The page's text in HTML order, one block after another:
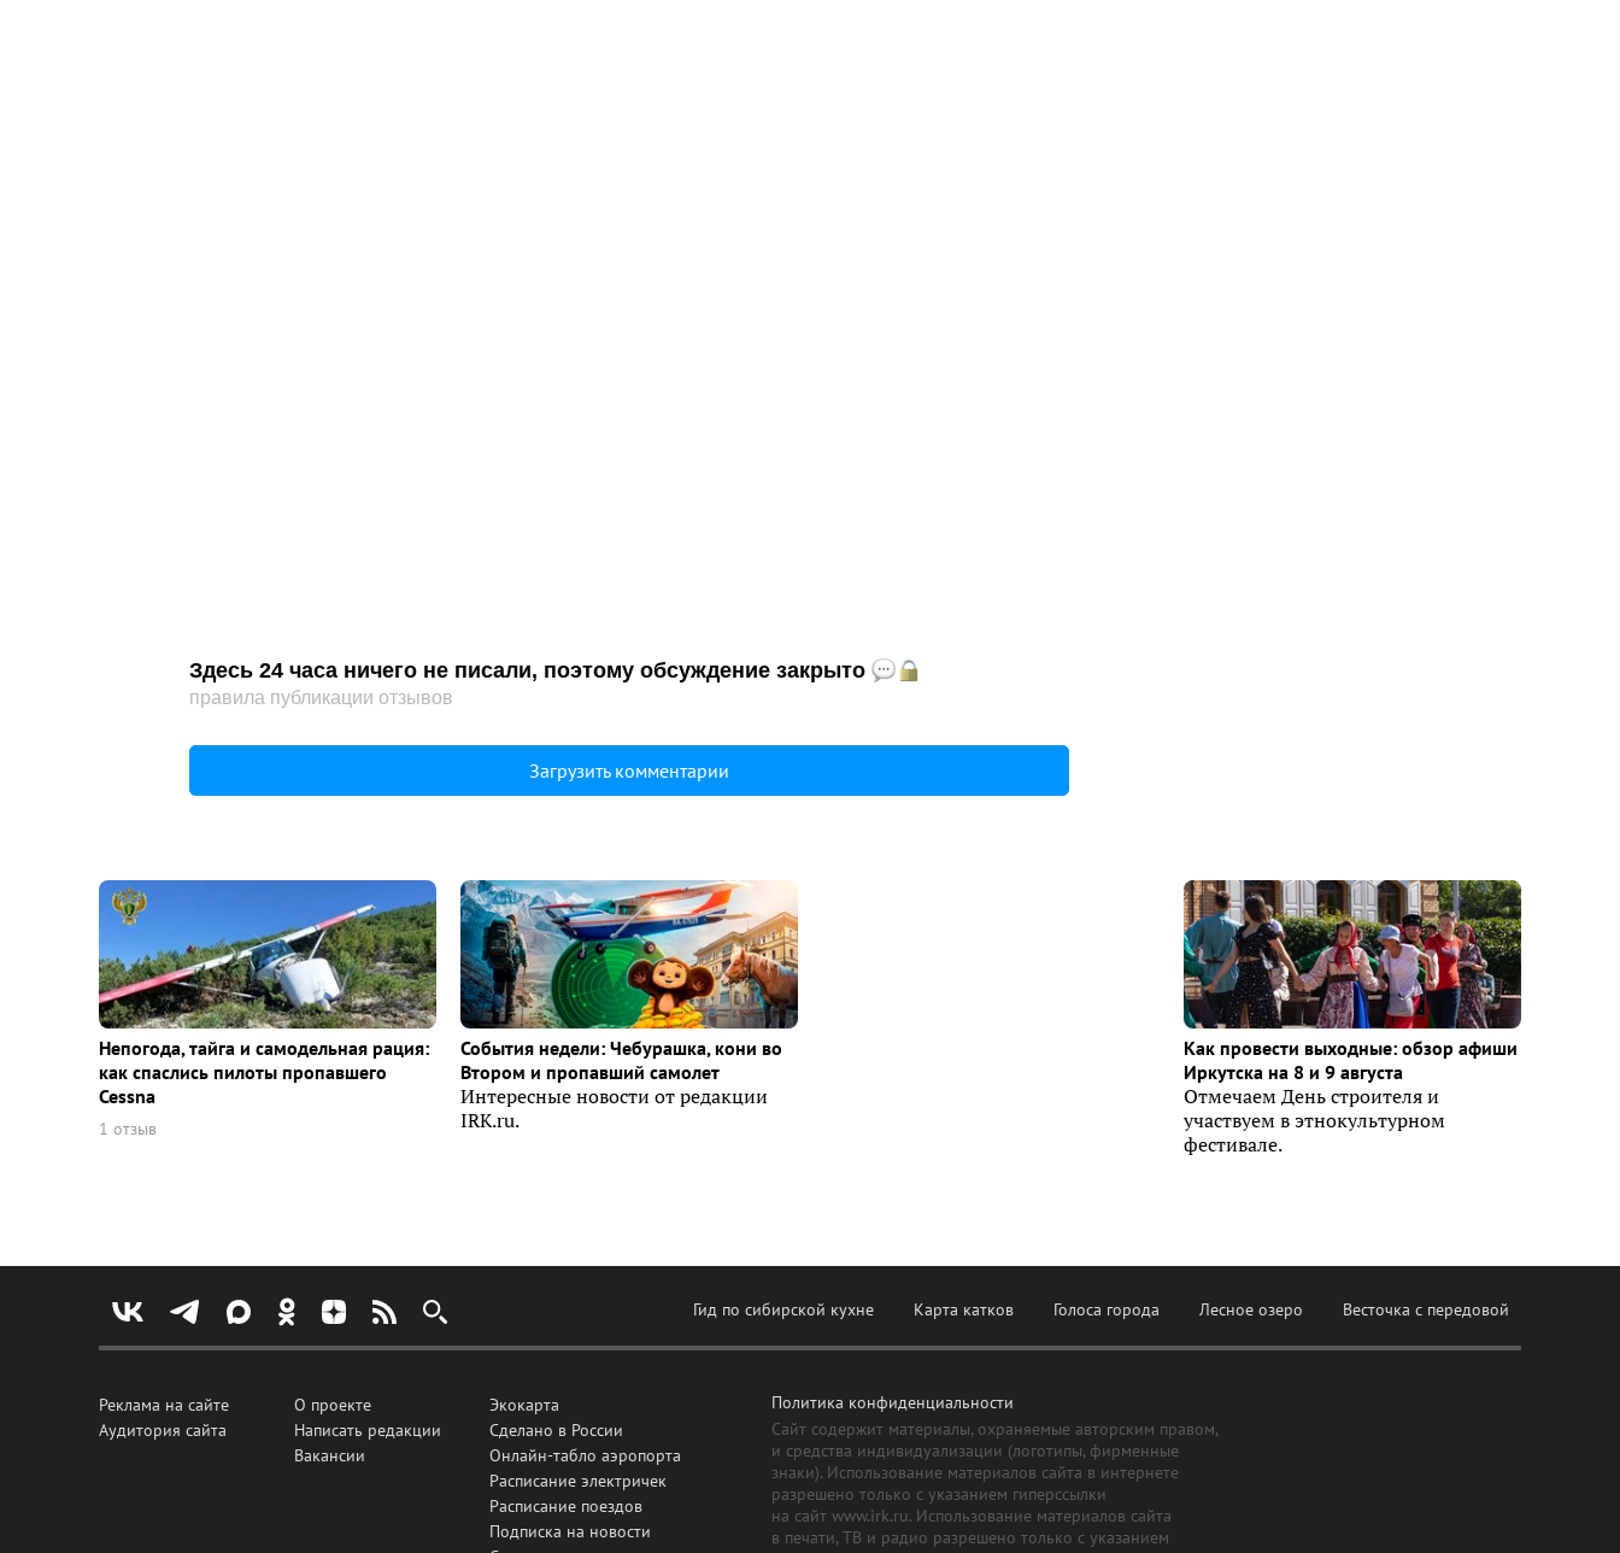
Здесь 24 часа ничего не писали, поэтому обсуждение закрыто
правила публикации отзывов
Загрузить комментарии
Непогода, тайга и самодельная рация:
как спаслись пилоты пропавшего
Cessna
1 отзыв
События недели: Чебурашка, кони во
Втором и пропавший самолет
Интересные новости от редакции
IRK.ru.
Как провести выходные: обзор афиши
Иркутска на 8 и 9 августа
Отмечаем День строителя и
участвуем в этнокультурном
фестивале.
Гид по сибирской кухне Карта катков Голоса города Лесное озеро Весточка с передовой
Реклама на сайте
Аудитория сайта
О проекте
Написать редакции
Вакансии
Экокарта
Сделано в России
Онлайн-табло аэропорта
Расписание электричек
Расписание поездов
Подписка на новости
Политика конфиденциальности
Сайт содержит материалы, охраняемые авторским правом,
и средства индивидуализации (логотипы, фирменные
знаки). Использование материалов сайта в интернете
разрешено только с указанием гиперссылки
на сайт www.irk.ru. Использование материалов сайта
в печати, ТВ и радио разрешено только с указанием